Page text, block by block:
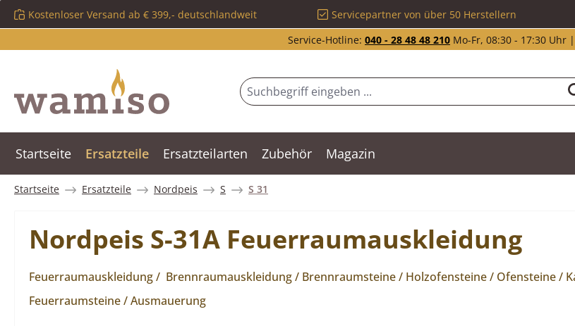
Hauptinhalt springen
Zur Suche springen
Zur Hauptnavigation springen
Kostenloser Versand ab € 399,- deutschlandweit Servicepartner von über 50 Herstellern
Service-Hotline: 040 - 28 48 48 210 Mo-Fr, 08:30 - 17:30 Uhr |
Startseite Ersatzteile Ersatzteilarten Zubehör Magazin
Startseite Ersatzteile Nordpeis S S 31
Nordpeis S-31A Feuerraumauskleidung
Feuerraumauskleidung / Brennraumauskleidung / Brennraumsteine / Holzofensteine / Ofensteine /
Feuerraumsteine / Ausmauerung